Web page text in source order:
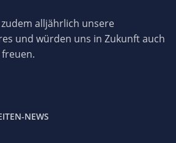
alljährlich unsere
und würden uns in Zukunft auch
NEWS